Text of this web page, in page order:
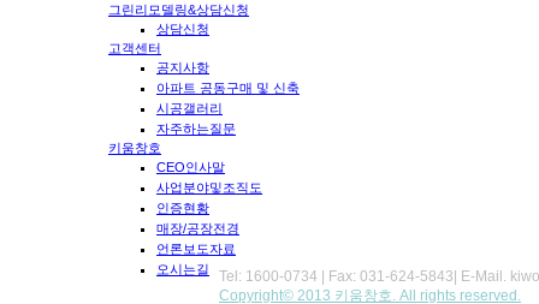
그린리모델링&상담신청
상담신청
고객센터
공지사항
아파트 공동구매 및 신축
시공갤러리
자주하는질문
키움창호
CEO인사말
사업분야및조직도
인증현황
매장/공장전경
언론보도자료
오시는길
Tel: 1600-0734 | Fax: 031-624-5843| E-Mail.
Copyright© 2013 키움창호. All rights reserved.